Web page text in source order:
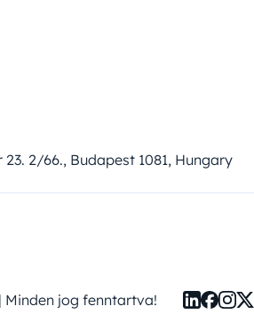
2/66., Budapest 1081, Hungary
jog fenntartva!